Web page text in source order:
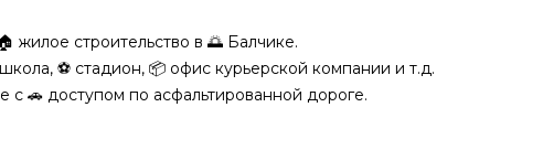
жилое строительство в 🌅 Балчике.
⚽ стадион, 📦 офис курьерской компании и т.д.
🚗 доступом по асфальтированной дороге.